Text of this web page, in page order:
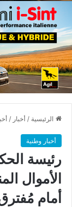
الرئيسية / أخبار /
أخبار وطنية
رئيسة
الأموال
أمام